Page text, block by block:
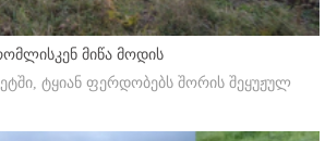
მიწა მოდის
ტყიან ფერდობებს შორის შეყუჟულ